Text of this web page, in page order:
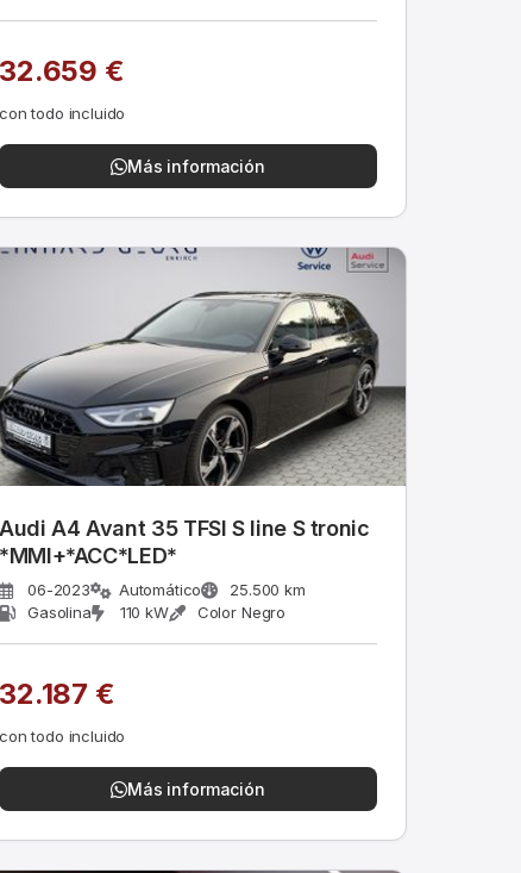
32.659 €
con todo incluido
Más información
Audi A4 Avant 35 TFSI S line S tronic
*MMI+*ACC*LED*
06-2023 Automático
25.500 km
Gasolina
110 kW Color Negro
32.187 €
con todo incluido
Más información